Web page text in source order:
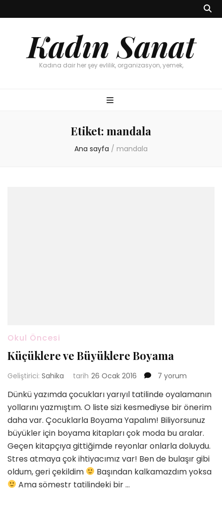
Kadın Sanat
Kadına dair her şey evlilik, organizasyon, yemek,
Etiket: mandala
Ana sayfa / mandala
Okul Öncesi
Küçüklere ve Büyüklere Boyama
Geliştirici: Sahika tarih 26 Ocak 2016
Küçüklere
Büyüklere
Boyama
için
7 yorum
Dünkü yazımda çocukları yarıyıl tatilinde oyalamanın
yollarını yazmıştım. O liste sizi kesmediyse bir önerim
daha var. Çocuklarla Boyama Yapalım! Biliyorsunuz
büyükler için boyama kitapları çok moda bu aralar.
Geçen kitapçıya gittiğimde reyonlar onlarla doluydu.
Stres atmaya çok ihtiyacımız var! Ben de bulaşır gibi
oldum, geri çekildim
Başından kalkamazdım yoksa
Ama sömestr tatilindeki bir …